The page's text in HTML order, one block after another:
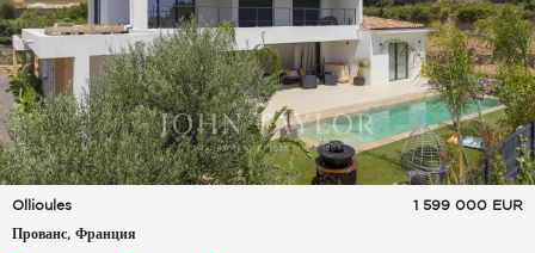
Ollioules
Прованс, Франция
1 599 000 EUR